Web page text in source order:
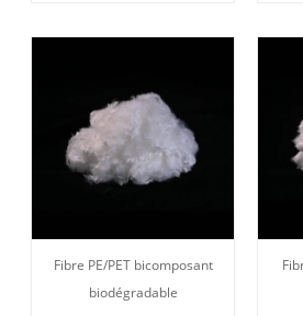
Fibre PE/PET bicomposant
biodégradable